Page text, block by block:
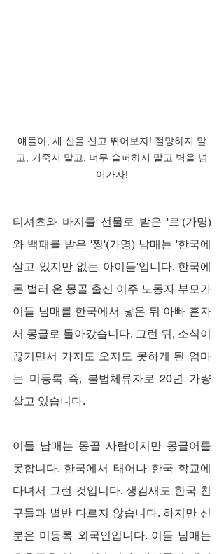
얘들아, 새 신을 신고 뛰어보자! 절망하지 말
고, 기죽지 말고, 너무 슬퍼하지 말고 벽을 넘
어가자!
티셔츠와 바지를 선물로 받은 '르'(가명)
와 백패를 받은 '찡'(가명) 남매는 '한국에
살고 있지만 없는 아이들'입니다. 한국에
돈 벌러 온 몽골 출신 이주 노동자 부모가
이들 남매를 한국에서 낳은 뒤 아빠 혼자
서 몽골로 돌아갔습니다. 그런 뒤, 소식이
끊기면서 가지도 오지도 못하게 된 엄마
는 미등록 즉, 불법체류자로 20년 가량
살고 있습니다.
이들 남매는 몽골 사람이지만 몽골어를
못합니다. 한국에서 태어나 한국 학교에
다녀서 그런 것입니다. 생김새도 한국 친
구들과 별반 다르지 않습니다. 하지만 신
분은 미등록 외국인입니다. 이들 남매는